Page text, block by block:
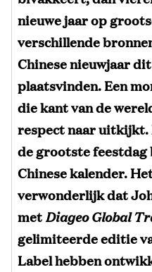
nieuwe jaar op
verschillende
Chinese nieuwjaar
plaatsvinden. Een
die kant van de
respect naar uitkijkt.
de grootste
Chinese kalender.
verwonderlijk dat
metDiageo Global
gelimiteerde editie
Label hebben